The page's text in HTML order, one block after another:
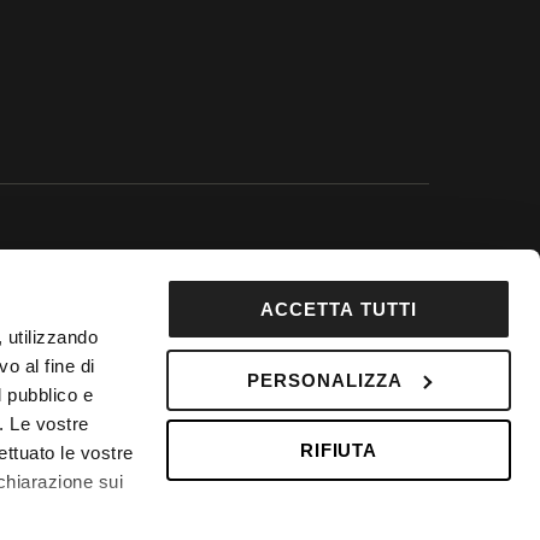
utilizzando
al fine di
pubblico e
Le vostre
le vostre
sui
ACCETTA TUTTI
PERSONALIZZA
RIFIUTA
DepositPhotos
Vacanze Felici n. 2737